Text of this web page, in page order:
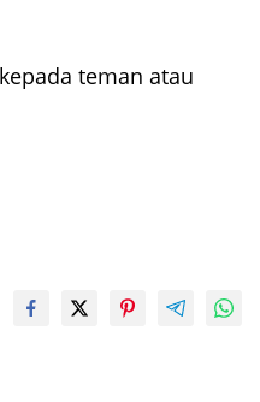
teman atau